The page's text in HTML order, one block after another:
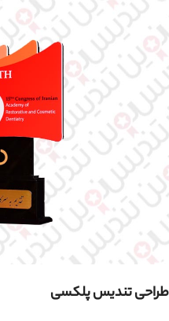
طراحی تندیس پلکسی